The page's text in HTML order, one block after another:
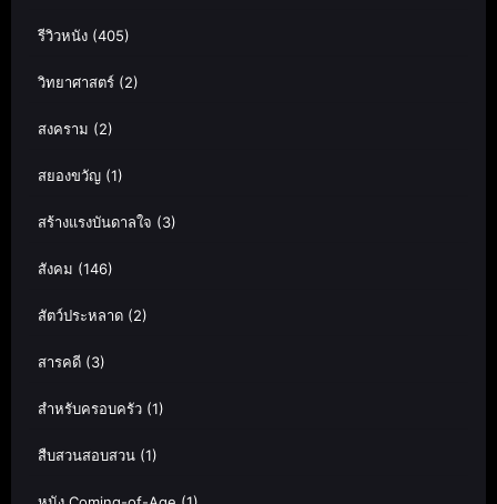
รีวิวหนัง (405)
วิทยาศาสตร์ (2)
สงคราม (2)
สยองขวัญ (1)
สร้างแรงบันดาลใจ (3)
สังคม (146)
สัตว์ประหลาด (2)
สารคดี (3)
สำหรับครอบครัว (1)
สืบสวนสอบสวน (1)